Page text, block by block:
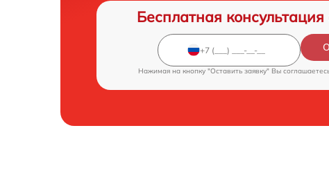
Бесплатная
Нажимая на кнопку "Оставить заявку" Вы